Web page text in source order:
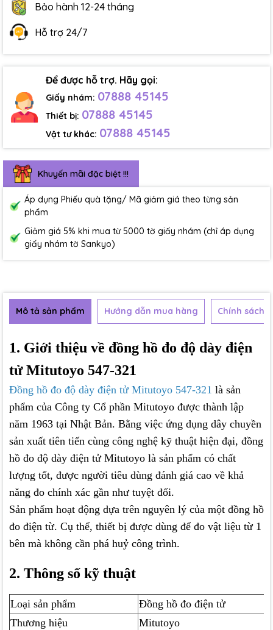
Bảo hành 12-24 tháng
Hỗ trợ 24/7
Để được hỗ trợ. Hãy gọi:
Giấy nhám: 07888 45145
Thiết bị: 07888 45145
Vật tư khác: 07888 45145
Khuyến mãi đặc biệt !!!
Áp dụng Phiếu quà tặng/ Mã giảm giá theo từng sản
phẩm
Giảm giá 5% khi mua từ 5000 tờ giấy nhám (chỉ áp dụng
giấy nhám tờ Sankyo)
Mô tả sản phẩm Hướng dẫn mua hàng Chính sách
1. Giới thiệu về đồng hồ đo độ dày điện
tử Mitutoyo 547-321
Đồng hồ đo độ dày điện tử Mitutoyo 547-321 là sản
phẩm của Công ty Cổ phần Mitutoyo được thành lập
năm 1963 tại Nhật Bản. Bằng việc ứng dụng dây chuyền
sản xuất tiên tiến cùng công nghệ kỹ thuật hiện đại, đồng
hồ đo độ dày điện tử Mitutoyo là sản phẩm có chất
lượng tốt, được người tiêu dùng đánh giá cao về khả
năng đo chính xác gần như tuyệt đối.
Sản phẩm hoạt động dựa trên nguyên lý của một đồng hồ
đo điện từ. Cụ thể, thiết bị được dùng để đo vật liệu từ 1
bên mà không cần phá huỷ công trình.
2. Thông số kỹ thuật
Loại sản phẩm
Đồng hồ đo điện tử
Thương hiệu
Mitutoyo